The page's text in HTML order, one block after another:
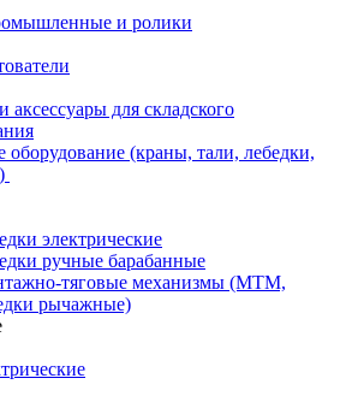
и ролики
аксессуары для складского
оборудование (краны, тали, лебедки,
электрические
ручные барабанные
тяговые механизмы (МТМ,
рычажные)